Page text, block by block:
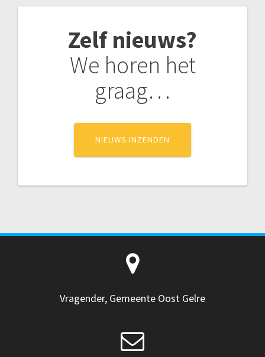
Zelf nieuws?
We horen het
graag…
NIEUWS INZENDEN
Vragender, Gemeente Oost Gelre